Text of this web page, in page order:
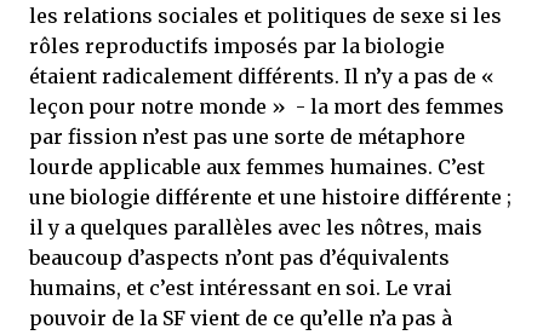
les relations sociales et politiques de sexe si les
rôles reproductifs imposés par la biologie
étaient radicalement différents. Il n’y a pas de «
leçon pour notre monde » - la mort des femmes
par fission n’est pas une sorte de métaphore
lourde applicable aux femmes humaines. C’est
une biologie différente et une histoire différente ;
il y a quelques parallèles avec les nôtres, mais
beaucoup d’aspects n’ont pas d’équivalents
humains, et c’est intéressant en soi. Le vrai
pouvoir de la SF vient de ce qu’elle n’a pas à